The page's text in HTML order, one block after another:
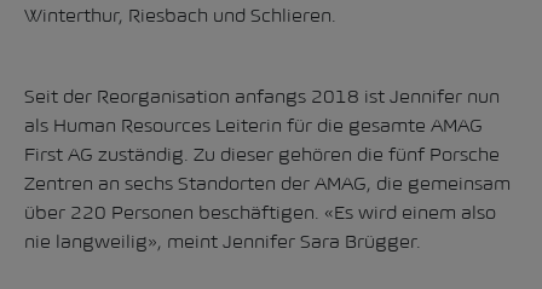
Winterthur, Riesbach und Schlieren.
Seit der Reorganisation anfangs 2018 ist Jennifer nun
als Human Resources Leiterin für die gesamte AMAG
First AG zuständig. Zu dieser gehören die fünf Porsche
Zentren an sechs Standorten der AMAG, die gemeinsam
über 220 Personen beschäftigen. «Es wird einem also
nie langweilig», meint Jennifer Sara Brügger.